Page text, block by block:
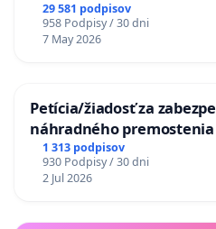
29 581 podpisov
958 Podpisy / 30 dni
7 May 2026
Petícia/žiadosť za
náhradného
uzávery Vážskeho mosta
1 313 podpisov
930 Podpisy / 30 dni
2 Jul 2026